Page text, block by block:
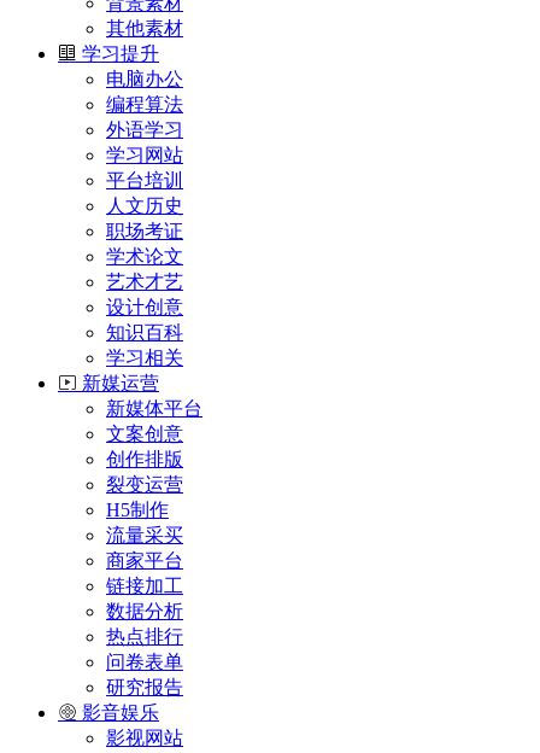
其他素材
学习提升
电脑办公
编程算法
外语学习
学习网站
平台培训
人文历史
职场考证
学术论文
艺术才艺
设计创意
知识百科
学习相关
新媒运营
新媒体平台
文案创意
创作排版
裂变运营
H5制作
流量采买
商家平台
链接加工
数据分析
热点排行
问卷表单
研究报告
影音娱乐
影视网站